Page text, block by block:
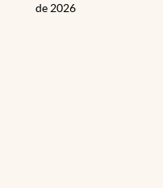
de 2026